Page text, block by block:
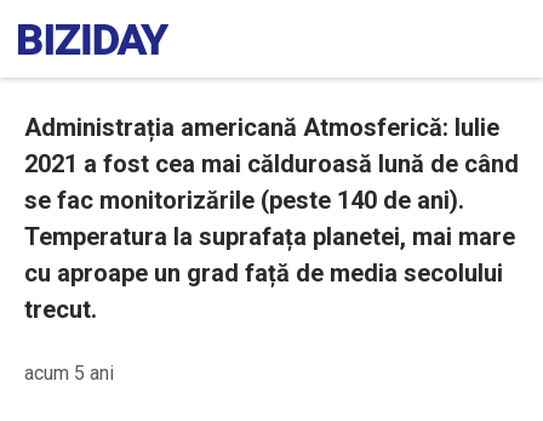
Administrația americană Atmosferică: Iulie
2021 a fost cea mai călduroasă lună de când
se fac monitorizările (peste 140 de ani).
Temperatura la suprafața planetei, mai mare
cu aproape un grad față de media secolului
trecut.
acum 5 ani